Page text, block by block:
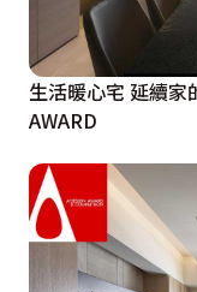
生活暖心宅 延續
AWARD